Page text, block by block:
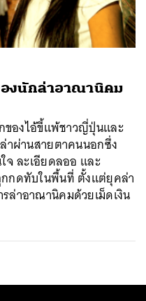
องนักล่าอาณานิคม
ของไอ้ขี้แพ้ชาวญี่ปุ่นและ
าผ่านสายตาคนนอกซึ่ง
จ ละเอียดลออ และ
กดทับในพื้นที่ ตั้งแต่ยุคล่า
าอาณานิคมด้วยเม็ดเงิน
LINE EMAIL